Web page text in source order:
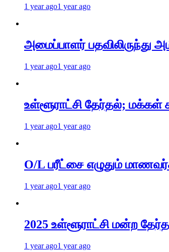
1 year ago1 year ago
அமைப்பாளர் பதவிலிருந்து
1 year ago1 year ago
உள்ளூராட்சி தேர்தல்; மக்கள்
1 year ago1 year ago
O/L பரீட்சை எழுதும்
1 year ago1 year ago
2025 உள்ளூராட்சி மன்ற
1 year ago1 year ago